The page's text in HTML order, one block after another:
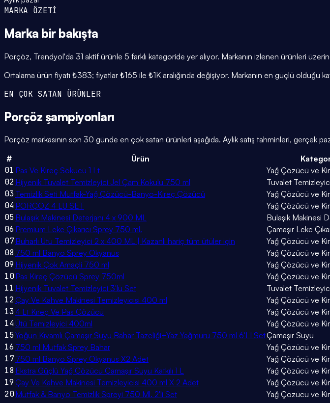
MARKA ÖZETİ
Marka bir bakışta
Porçöz, Trendyol'da 31 aktif ürünle 5 farklı kategoride yer alıyor. Markanın izlenen ürünleri
Ortalama ürün fiyatı ₺383; fiyatlar ₺165 ile ₺1K aralığında değişiyor. Markanın en güçlü
EN ÇOK SATAN ÜRÜNLER
Porçöz şampiyonları
Porçöz markasının son 30 günde en çok satan ürünleri aşağıda. Aylık satış tahminleri, gerçek
#
Ürün
01 Pas Ve Kireç Sökücü 1 Lt Yağ Çözücü ve
02 Hijyenik Tuvalet Temizleyici Jel Çam Kokulu 750 ml Tuvalet
03 Temizlik Seti Mutfak-Yağ Çözücü-Banyo-Kireç Çözücü Yağ Çözücü ve
04 PORÇÖZ 4 LÜ SET Yağ Çözücü ve
05 Bulaşık Makinesi Deterjanı 4 x 900 ML Bulaşık Makinesi
06 Premium Leke Çıkarıcı Sprey 750 ml. Çamaşır Leke
07Buharlı Ütü Temizleyici 2 x 400 ML | Kazanlı hariç tüm ütüler için Yağ Çözücü ve
08 750 ml Banyo Sprey Okyanus Yağ Çözücü ve
09 Hijyenik Çok Amaçli 750 ml Yağ Çözücü ve
10Pas Kireç Çözücü Sprey 750ml Yağ Çözücü ve
11 Hijyenik Tuvalet Temizleyici 3'lü Set Tuvalet
12 Çay Ve Kahve Makinesi Temizleyicisi 400 ml Yağ Çözücü ve
13 4 Lt Kıreç Ve Pas Çözücü Yağ Çözücü ve
14Ütü Temizleyici 400ml Yağ Çözücü ve
15Yoğun Kıvamlı Çamaşır Suyu Bahar Tazeliği+Yaz Yağmuru 750 ml 6'LI SetÇamaşır Suyu
16 750 ml Mutfak Sprey Bahar Yağ Çözücü ve
17750 ml Banyo Sprey Okyanus X2 Adet Yağ Çözücü ve
18 Ekstra Güçlü Yağ Çözücü Çamaşır Suyu Katkılı 1 L Yağ Çözücü ve
19 Çay Ve Kahve Makinesi Temizleyicisi 400 ml X 2 Adet Yağ Çözücü ve
20Mutfak & Banyo Temizlik Spreyi 750 Ml. 2'li Set Yağ Çözücü ve